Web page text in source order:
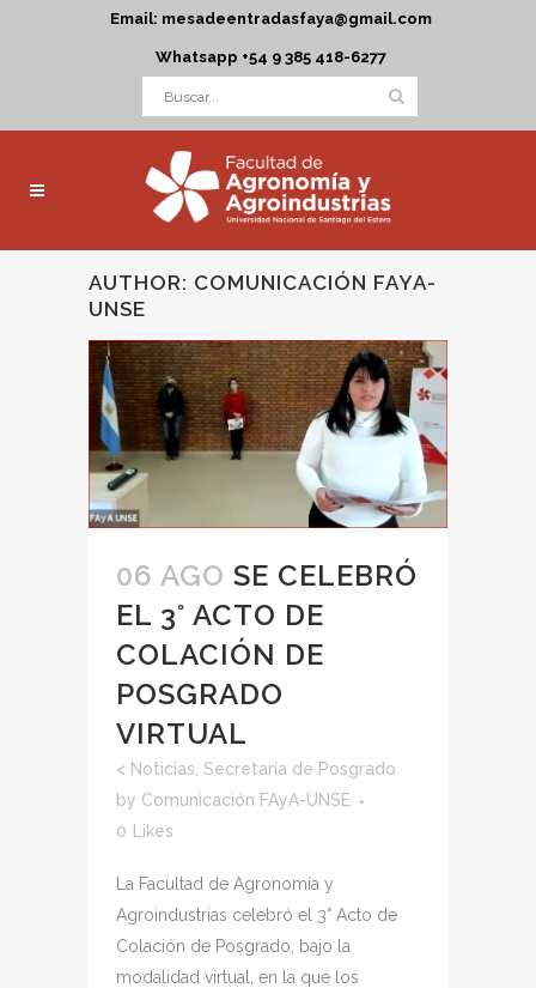
Email: mesadeentradasfaya@gmail.com
Whatsapp +54 9 385 418-6277
AUTHOR: COMUNICACIÓN FAYA-
UNSE
06 AGO SE CELEBRÓ
EL 3° ACTO DE
COLACIÓN DE
POSGRADO
VIRTUAL
< Noticias Secretaría de Posgrado
by Comunicación FAyA-UNSE
0
Likes
La Facultad de Agronomía y
Agroindustrias celebró el 3° Acto de
Colación de Posgrado, bajo la
modalidad virtual, en la que los